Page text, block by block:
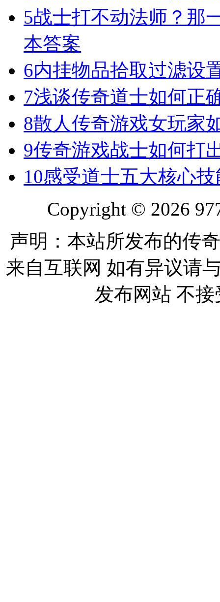
5战士打不动法师？那
本答案
6内挂物品拾取过滤设
7浅谈传奇道士如何正
8散人传奇游戏女玩家
9传奇游戏战士如何打
10感受道士五大核心
Copyright © 2026
声明：本站所发布的传
来自互联网 如有异议请
发布网站 不